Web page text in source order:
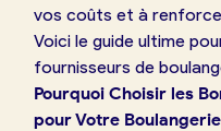
vos coûts et à
Voici le guide ultime
fournisseurs de
Pourquoi Choisir les
pour Votre